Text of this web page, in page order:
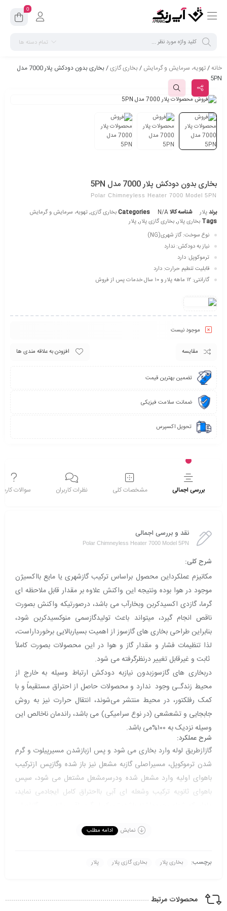
0
تمام دسته ها
خانه/تهویه، سرمایش و گرمایش / بخاری گازی
/ بخاری بدون دودکش پلار 7000 مدل
5PN
بخاری بدون دودکش پلار 7000 مدل 5PN
Polar Chimneyless Heater 7000 Model 5PN
برندپلار شناسه کالاN/A
Categoriesبخاری گازی,تهویه، سرمایش و گرمایش
Tags بخاری پلار,بخاری گازی پلار,پلار
نوع سوخت: گاز شهری(NG)
نیاز به دودکش: ندارد
ترموکوپل: دارد
قابلیت تنطیم حرارت: دارد
گارانتی: ۱۲ ماهه پلار و ۱۰ سال خدمات پس از فروش
موجود نیست
مقایسه افزودن به علاقه مندی ها
تضمین بهترین قیمت
ضمانت سلامت فیزیکی
تحویل اکسپرس
بررسی اجمالی مشخصات کلی نظرات کاربران سوالات
نقد و بررسی اجمالی
Polar Chimneyless Heater 7000 Model 5PN
شرح کلی:
مکانیزم عملکرداین محصول براساس ترکیب گازشهری یا مایع بااکسیژن
موجود در هوا بوده ونتیجه این واکنش علاوه بر مقدار قابل ملاحظه ای
گرما، گازدی اکسیدکربن وبخارآب می باشد، درصورتیکه واکنش بصورت
ناقص انجام گیرد، میتواند باعث تولیدگازسمی منوکسیدکربن شود،
بنابراین طراحی بخاری های گازسوز از اهمیت بسیاربالایی برخورداراست،
لذا تنظیمات فشار و مقدار گاز و هوا در این محصولات بصورت کاملاً
ثابت و غیرقابل تغییر درنظرگرفته می شود.
دربخاری های گازسوزبدون نیازبه دودکش ارتباط وسیله به خارج از
محیط زندگـی وجود ندارد و محصولات حاصل از احتراق مستقیماً و با
کمک رفلکتور، در محیط منتشر می‌شوند، انتقال حرارت نیز به روش
جابجایی و تشعشعی (در نوع سرامیکی) می باشد، راندمان ناخالص این
وسیله نزدیک به ۱۰۰%می باشد.
شرح عملکرد:
گازازطریق لوله وارد بخاری می شود و پس ازبازشدن مسیرپیلوت و گرم
شدن ترموکوپل، مسیراصلی گازبه مشعل نیز باز شده وگازپس ازترکیب
باهوای اولیه وارد مشعل شده ودرسرمشعل مشتعل می شود، سپس
باهوای ثانویه ترکیب وشعله ای آبی بااحتراق کامل ایجادمی نماید،
خرابی ترموکوپل، مسیرگازبسته می شود تا ایمنی لازم راایجاد نماید،
آلاینده سمی مانندمنوکسیدکربن(CO)نیز در حد مجاز می باشد،
نمایش ادامه مطلب
برچسب: بخاری پلار بخاری گازی پلار پلار
محصولات مرتبط